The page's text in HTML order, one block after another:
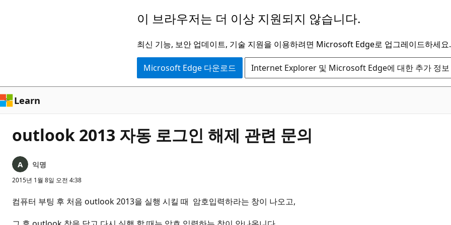
로
건
너
기
이 브라우저는 더 이상 지원되지 않습니다.
최신 기능, 보안 업데이트, 기술 지원을 이용하려면 Microsoft Edge로 업그레이드하세요.
Microsoft Edge 다운로드 Internet Explorer 및 Microsoft Edge에 대한 추가 정보
Learn
outlook 2013 자동 로그인 해제 관련 문의
익명
2015년 1월 8일 오전 4:38
컴퓨터 부팅 후 처음 outlook 2013을 실행 시킬 때 암호입력하라는 창이 나오고,